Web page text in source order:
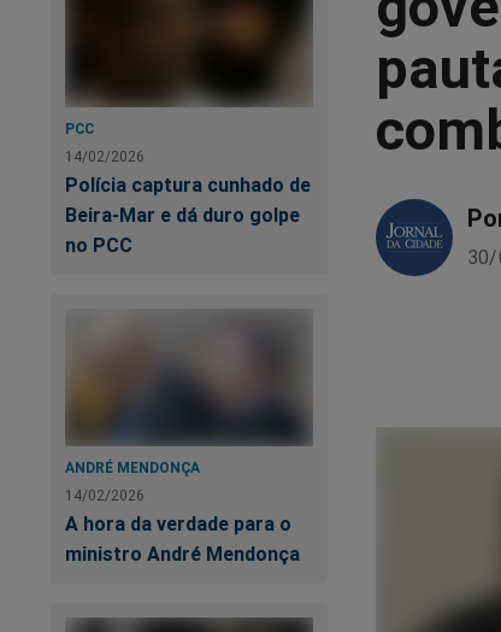
PCC
14/02/2026
Polícia captura cunhado de
Beira-Mar e dá duro golpe
no PCC
ANDRÉ MENDONÇA
14/02/2026
A hora da verdade para o
ministro André Mendonça
30/